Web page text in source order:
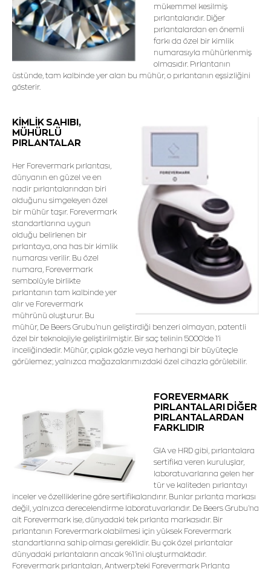
mükemmel kesilmiş
pırlantalarıdır. Diğer
pırlantalardan en önemli
farkı da özel bir kimlik
numarasıyla mühürlenmiş
olmasıdır. Pırlantanın
üstünde, tam kalbinde yer alan bu mühür, o pırlantanın eşsizliğini
gösterir.
KİMLİK SAHIBI,
MÜHÜRLÜ
PIRLANTALAR
Her Forevermark pırlantası,
dünyanın en güzel ve en
nadir pırlantalarından biri
olduğunu simgeleyen özel
bir mühür taşır. Forevermark
standartlarına uygun
olduğu belirlenen bir
pırlantaya, ona has bir kimlik
numarası verilir. Bu özel
numara, Forevermark
sembolüyle birlikte
pırlantanın tam kalbinde yer
alır ve Forevermark
mührünü oluşturur. Bu
mühür, De Beers Grubu’nun geliştirdiği benzeri olmayan, patentli
özel bir teknolojiyle geliştirilmiştir. Bir saç telinin 5000’de 1’i
inceliğindedir. Mühür, çıplak gözle veya herhangi bir büyüteçle
görülemez; yalnızca mağazalarımızdaki özel cihazla görülebilir.
FOREVERMARK
PIRLANTALARI DİĞER
PIRLANTALARDAN
FARKLIDIR
GIA ve HRD gibi, pırlantalara
sertifika veren kuruluşlar,
laboratuvarlarına gelen her
tür ve kaliteden pırlantayı
inceler ve özelliklerine göre sertifikalandırır. Bunlar pırlanta markası
değil, yalnızca derecelendirme laboratuvarlarıdır. De Beers Grubu'na
ait Forevermark ise, dünyadaki tek pırlanta markasıdır. Bir
pırlantanın Forevermark olabilmesi için yüksek Forevermark
standartlarına sahip olması gereklidir. Bu çok özel pırlantalar
dünyadaki pırlantaların ancak %1'ini oluşturmaktadır.
Forevermark pırlantaları, Antwerp'teki Forevermark Pırlanta